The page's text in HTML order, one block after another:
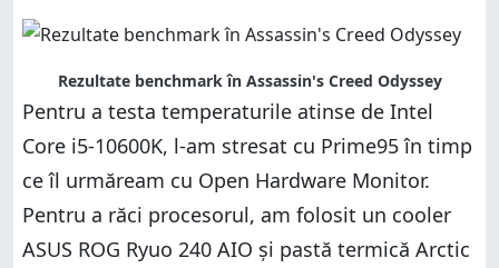
Rezultate benchmark în Assassin's Creed Odyssey
Pentru a testa temperaturile atinse de Intel
Core i5-10600K, l-am stresat cu Prime95 în timp
ce îl urmăream cu Open Hardware Monitor.
Pentru a răci procesorul, am folosit un cooler
ASUS ROG Ryuo 240 AIO și pastă termică Arctic